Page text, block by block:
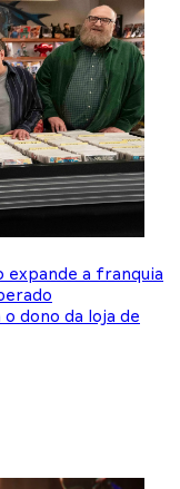
expande a franquia
dono da loja de